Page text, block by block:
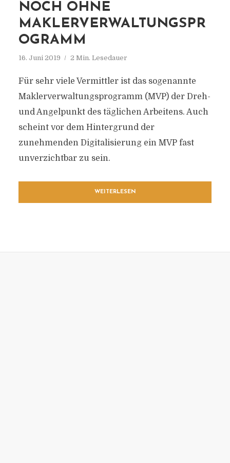
NOCH OHNE
MAKLERVERWALTUNGSPR
OGRAMM
16. Juni 2019 2 Min. Lesedauer
Für sehr viele Vermittler ist das sogenannte
Maklerverwaltungsprogramm (MVP) der Dreh-
und Angelpunkt des täglichen Arbeitens. Auch
scheint vor dem Hintergrund der
zunehmenden Digitalisierung ein MVP fast
unverzichtbar zu sein.
WEITERLESEN